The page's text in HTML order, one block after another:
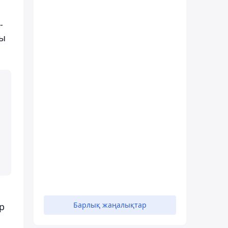
Барлық жаңалықтар